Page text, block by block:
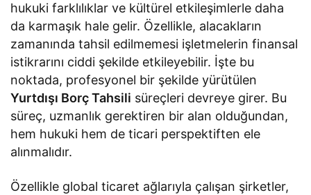
hukuki farklılıklar ve kültürel etkileşimlerle daha
da karmaşık hale gelir. Özellikle, alacakların
zamanında tahsil edilmemesi işletmelerin finansal
istikrarını ciddi şekilde etkileyebilir. İşte bu
noktada, profesyonel bir şekilde yürütülen
Yurtdışı Borç Tahsili süreçleri devreye girer. Bu
süreç, uzmanlık gerektiren bir alan olduğundan,
hem hukuki hem de ticari perspektiften ele
alınmalıdır.
Özellikle global ticaret ağlarıyla çalışan şirketler,